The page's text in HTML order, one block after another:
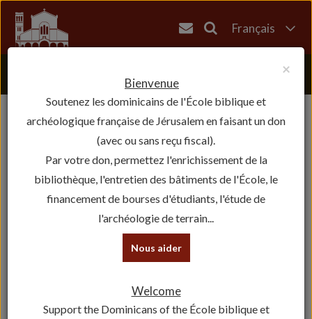
Français
עברית
This event has passed.
×
Bienvenue
Soutenez les dominicains de l'École biblique et
archéologique française de Jérusalem en faisant un don
(avec ou sans reçu fiscal).
Par votre don, permettez l'enrichissement de la
bibliothèque, l'entretien des bâtiments de l'École, le
financement de bourses d'étudiants, l'étude de
l'archéologie de terrain...
Nous aider
Welcome
Support the Dominicans of the École biblique et